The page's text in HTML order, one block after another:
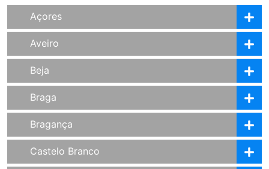
Açores
Aveiro
Beja
Braga
Bragança
Castelo Branco